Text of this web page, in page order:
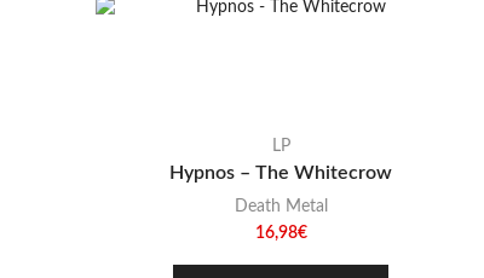
LP
Hypnos – The Whitecrow
Death Metal
16,98€